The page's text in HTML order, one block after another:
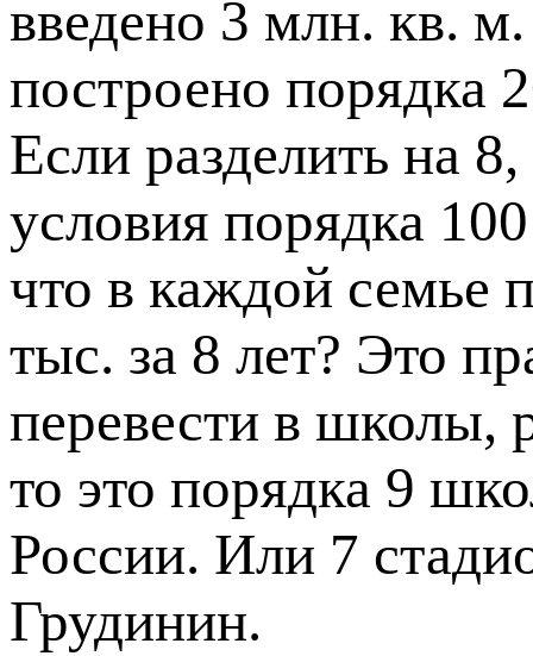
введено 3 млн. кв. м.
построено порядка
Если разделить на
условия порядка
что в каждой семье
тыс. за 8 лет? Это
перевести в школы,
то это порядка 9
России. Или 7
Грудинин.